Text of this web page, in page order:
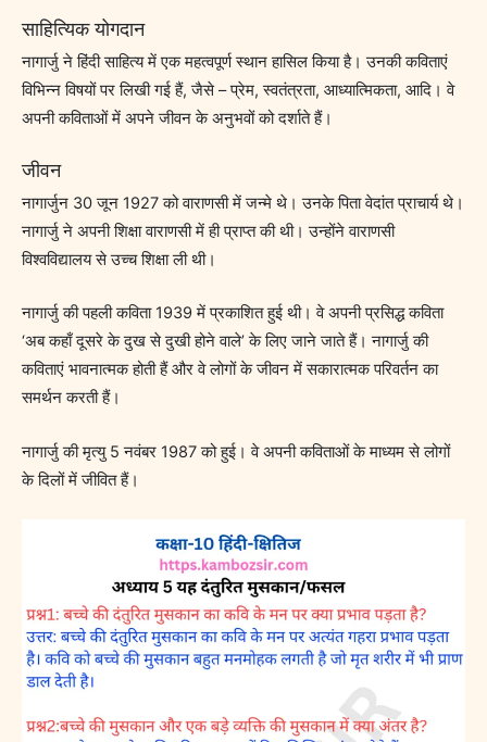
साहित्यिक योगदान
नागार्जु ने हिंदी साहित्य में एक महत्वपूर्ण स्थान हासिल किया है। उनकी कविताएं
विभिन्न विषयों पर लिखी गई हैं, जैसे – प्रेम, स्वतंत्रता, आध्यात्मिकता, आदि। वे
अपनी कविताओं में अपने जीवन के अनुभवों को दर्शाते हैं।
जीवन
नागार्जुन 30 जून 1927 को वाराणसी में जन्मे थे। उनके पिता वेदांत प्राचार्य थे।
नागार्जु ने अपनी शिक्षा वाराणसी में ही प्राप्त की थी। उन्होंने वाराणसी
विश्वविद्यालय से उच्च शिक्षा ली थी।
नागार्जु की पहली कविता 1939 में प्रकाशित हुई थी। वे अपनी प्रसिद्ध कविता
‘अब कहाँ दूसरे के दुख से दुखी होने वाले’ के लिए जाने जाते हैं। नागार्जु की
कविताएं भावनात्मक होती हैं और वे लोगों के जीवन में सकारात्मक परिवर्तन का
समर्थन करती हैं।
नागार्जु की मृत्यु 5 नवंबर 1987 को हुई। वे अपनी कविताओं के माध्यम से लोगों
के दिलों में जीवित हैं।